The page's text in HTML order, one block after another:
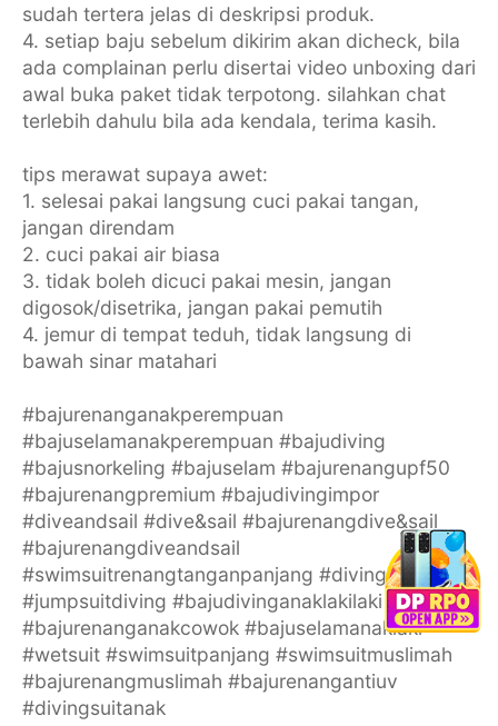
sudah tertera jelas di deskripsi produk.
4. setiap baju sebelum dikirim akan dicheck, bila
ada complainan perlu disertai video unboxing dari
awal buka paket tidak terpotong. silahkan chat
terlebih dahulu bila ada kendala, terima kasih.
tips merawat supaya awet:
1. selesai pakai langsung cuci pakai tangan,
jangan direndam
2. cuci pakai air biasa
3. tidak boleh dicuci pakai mesin, jangan
digosok/disetrika, jangan pakai pemutih
4. jemur di tempat teduh, tidak langsung di
bawah sinar matahari
#bajurenanganakperempuan
#bajuselamanakperempuan #bajudiving
#bajusnorkeling #bajuselam #bajurenangupf50
#bajurenangpremium #bajudivingimpor
#diveandsail #dive&sail #bajurenangdive&sail
#bajurenangdiveandsail
#swimsuitrenangtanganpanjang #diving
#jumpsuitdiving #bajudivinganaklakilaki
#bajurenanganakcowok #bajuselamanaklaki
#wetsuit #swimsuitpanjang #swimsuitmuslimah
#bajurenangmuslimah #bajurenangantiuv
#divingsuitanak